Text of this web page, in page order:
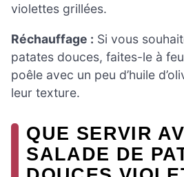
violettes grillées.
Réchauffage : Si vous
patates douces, faites-le à
poêle avec un peu d’huile
leur texture.
QUE SERVIR
SALADE DE